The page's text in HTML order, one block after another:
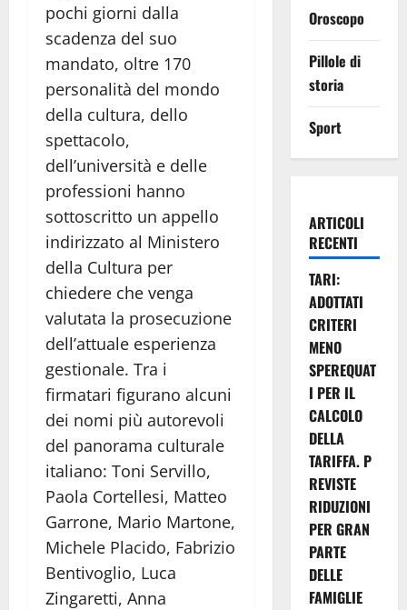
pochi giorni dalla
scadenza del suo
mandato, oltre 170
personalità del mondo
della cultura, dello
spettacolo,
dell’università e delle
professioni hanno
sottoscritto un appello
indirizzato al Ministero
della Cultura per
chiedere che venga
valutata la prosecuzione
dell’attuale esperienza
gestionale. Tra i
firmatari figurano alcuni
dei nomi più autorevoli
del panorama culturale
italiano: Toni Servillo,
Paola Cortellesi, Matteo
Garrone, Mario Martone,
Michele Placido, Fabrizio
Bentivoglio, Luca
Zingaretti, Anna
Oroscopo
Pillole di
storia
Sport
ARTICOLI
RECENTI
TARI:
ADOTTATI
CRITERI
MENO
SPEREQUAT
I PER IL
CALCOLO
DELLA
TARIFFA. P
REVISTE
RIDUZIONI
PER GRAN
PARTE
DELLE
FAMIGLIE